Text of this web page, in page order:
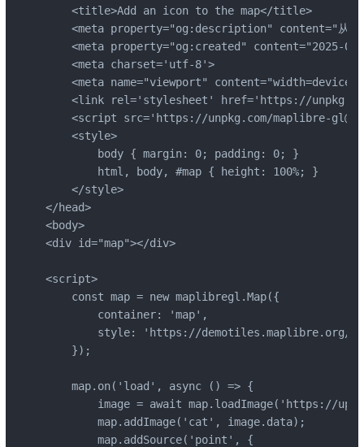
    <title>Add an icon to the map</title>
<meta property="og:description" content="从外
<meta property="og:created" content="2025-
    <meta charset='utf-8'>
<meta name="viewport" content="width=device-
<link rel='stylesheet' href='https://
<script src='https://unpkg.com/maplibre-
    <style>
        body { margin: 0; padding: 0; }
        html, body, #map { height: 100%; }
    </style>
</head>
<body>
<div id="map"></div>
<script>
    const map = new maplibregl.Map({
        container: 'map',
style: 'https://demotiles.maplibre.org/
    });
    map.on('load', async () => {
image = await map.loadImage('https://
        map.addImage('cat', image.data);
        map.addSource('point', {